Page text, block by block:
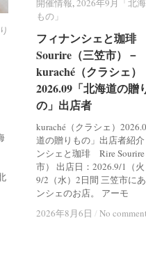
開催情報,2026年9月「北
もの」
フィナンシェと珈
Sourire（三笠市）－
kuraché（クラシェ）
2026.09「北海道の贈
の」出店者
kuraché（クラシェ）
道の贈りもの」出店者紹
ンシェと珈琲 Rire
市） 出店日：2026.9/1（
9/2（水）2日間 三笠市に
ンシェのお店。 アーモ
2026年8月6日 / No
開催情報 2026年9月「北
もの」
フィナンシェと珈
Sourire（三笠市）－
kuraché（クラシェ）
2026.09「北海道の贈
の」出店者
2026年8月6日 / No